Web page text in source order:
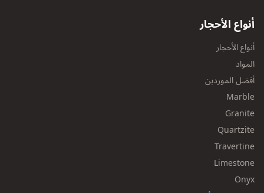
أنواع الأحجار
أنواع الأحجار
المواد
أفضل الموردين
Marble
Granite
Quartzite
Travertine
Limestone
Onyx